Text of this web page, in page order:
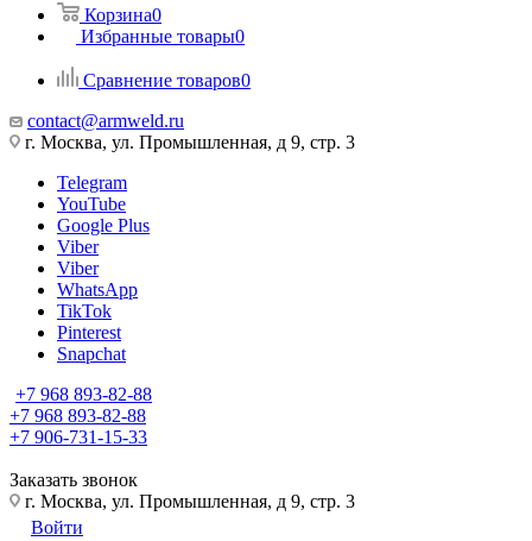
Корзина0
Избранные товары0
Сравнение товаров0
contact@armweld.ru
г. Москва, ул. Промышленная, д 9, стр. 3
Telegram
YouTube
Google Plus
Viber
Viber
WhatsApp
TikTok
Pinterest
Snapchat
+7 968 893-82-88
+7 968 893-82-88
+7 906-731-15-33
Заказать звонок
г. Москва, ул. Промышленная, д 9, стр. 3
Войти